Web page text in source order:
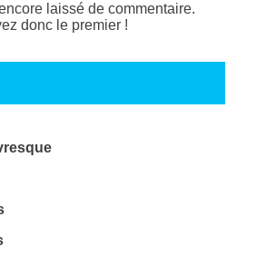
laissé de commentaire.
donc le premier !